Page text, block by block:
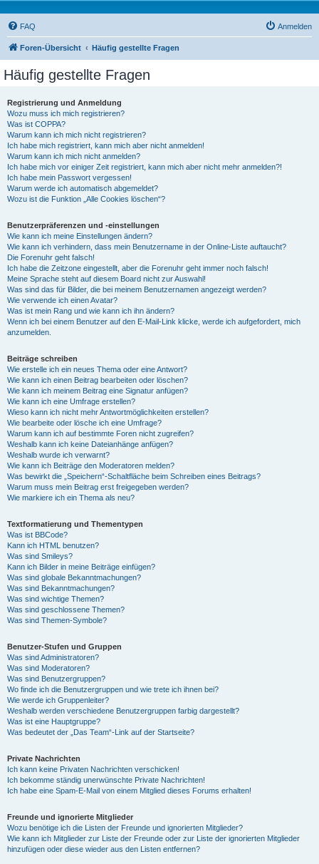
FAQ Anmelden
Foren-Übersicht Häufig gestellte Fragen
Häufig gestellte Fragen
Registrierung und Anmeldung
Wozu muss ich mich registrieren?
Was ist COPPA?
Warum kann ich mich nicht registrieren?
Ich habe mich registriert, kann mich aber nicht anmelden!
Warum kann ich mich nicht anmelden?
Ich habe mich vor einiger Zeit registriert, kann mich aber nicht mehr anmelden?!
Ich habe mein Passwort vergessen!
Warum werde ich automatisch abgemeldet?
Wozu ist die Funktion „Alle Cookies löschen“?
Benutzerpräferenzen und -einstellungen
Wie kann ich meine Einstellungen ändern?
Wie kann ich verhindern, dass mein Benutzername in der Online-Liste auftaucht?
Die Forenuhr geht falsch!
Ich habe die Zeitzone eingestellt, aber die Forenuhr geht immer noch falsch!
Meine Sprache steht auf diesem Board nicht zur Auswahl!
Was sind das für Bilder, die bei meinem Benutzernamen angezeigt werden?
Wie verwende ich einen Avatar?
Was ist mein Rang und wie kann ich ihn ändern?
Wenn ich bei einem Benutzer auf den E-Mail-Link klicke, werde ich aufgefordert, mich
anzumelden.
Beiträge schreiben
Wie erstelle ich ein neues Thema oder eine Antwort?
Wie kann ich einen Beitrag bearbeiten oder löschen?
Wie kann ich meinem Beitrag eine Signatur anfügen?
Wie kann ich eine Umfrage erstellen?
Wieso kann ich nicht mehr Antwortmöglichkeiten erstellen?
Wie bearbeite oder lösche ich eine Umfrage?
Warum kann ich auf bestimmte Foren nicht zugreifen?
Weshalb kann ich keine Dateianhänge anfügen?
Weshalb wurde ich verwarnt?
Wie kann ich Beiträge den Moderatoren melden?
Was bewirkt die „Speichern“-Schaltfläche beim Schreiben eines Beitrags?
Warum muss mein Beitrag erst freigegeben werden?
Wie markiere ich ein Thema als neu?
Textformatierung und Thementypen
Was ist BBCode?
Kann ich HTML benutzen?
Was sind Smileys?
Kann ich Bilder in meine Beiträge einfügen?
Was sind globale Bekanntmachungen?
Was sind Bekanntmachungen?
Was sind wichtige Themen?
Was sind geschlossene Themen?
Was sind Themen-Symbole?
Benutzer-Stufen und Gruppen
Was sind Administratoren?
Was sind Moderatoren?
Was sind Benutzergruppen?
Wo finde ich die Benutzergruppen und wie trete ich ihnen bei?
Wie werde ich Gruppenleiter?
Weshalb werden verschiedene Benutzergruppen farbig dargestellt?
Was ist eine Hauptgruppe?
Was bedeutet der „Das Team“-Link auf der Startseite?
Private Nachrichten
Ich kann keine Privaten Nachrichten verschicken!
Ich bekomme ständig unerwünschte Private Nachrichten!
Ich habe eine Spam-E-Mail von einem Mitglied dieses Forums erhalten!
Freunde und ignorierte Mitglieder
Wozu benötige ich die Listen der Freunde und ignorierten Mitglieder?
Wie kann ich Mitglieder zur Liste der Freunde oder zur Liste der ignorierten Mitglieder
hinzufügen oder diese wieder aus den Listen entfernen?